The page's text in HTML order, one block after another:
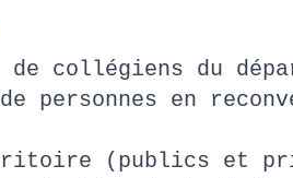
de collégiens du
en
(publics et